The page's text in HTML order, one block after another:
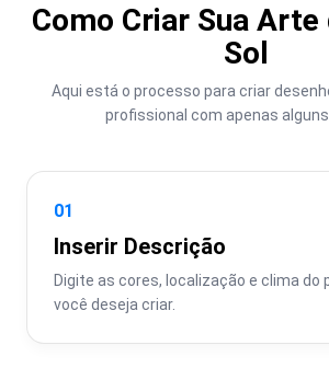
Como Criar Sua Arte
Sol
Aqui está o processo para criar
profissional com apenas alguns
01
Inserir Descrição
Digite as cores, localização e clima do
você deseja criar.